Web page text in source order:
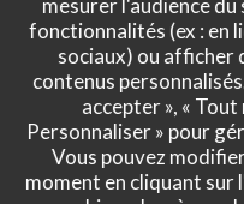
fonctionnalités (ex : en
sociaux) ou afficher
contenus
accepter », «
Personnaliser » pour
Vous pouvez
moment en cliquant
de nos
- Couverts 2
:5/5 Cuisine :5/5 Qualité /